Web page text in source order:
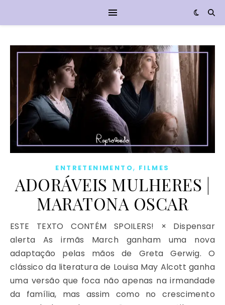
ENTRETENIMENTO, FILMES
ADORÁVEIS MULHERES |
MARATONA OSCAR
ESTE TEXTO CONTÉM SPOILERS! × Dispensar
alerta As irmãs March ganham uma nova
adaptação pelas mãos de Greta Gerwig. O
clássico da literatura de Louisa May Alcott ganha
uma versão que foca não apenas na irmandade
da família, mas assim como no crescimento